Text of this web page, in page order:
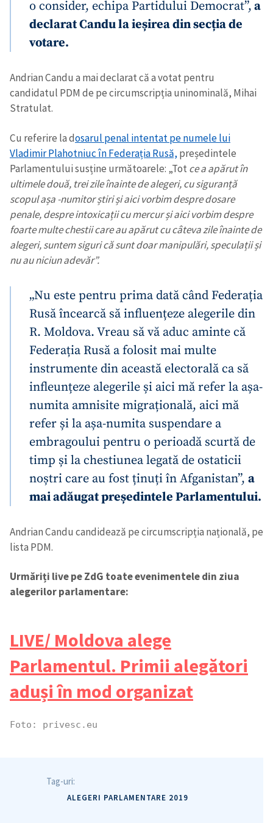
o consider, echipa Partidului Democrat”,a
declarat Candu la ieșirea din secția de
votare.
Andrian Candu a mai declarat că a votat pentru
candidatul PDM de pe circumscripția uninominală, Mihai
Stratulat.
Cu referire la dosarul penal intentat pe numele lui
Vladimir Plahotniuc în Federația Rusă,președintele
Parlamentului susține următoarele: „Tot ce a apărut în
ultimele două, trei zile înainte de alegeri, cu siguranță
scopul așa -numitor știri și aici vorbim despre dosare
penale, despre intoxicații cu mercur și aici vorbim despre
foarte multe chestii care au apărut cu câteva zile înainte de
alegeri, suntem siguri că sunt doar manipulări, speculații și
nu au niciun adevăr”.
„Nu este pentru prima dată când Federația
Rusă încearcă să influențeze alegerile din
R. Moldova. Vreau să vă aduc aminte că
Federația Rusă a folosit mai multe
instrumente din această electorală ca să
infleunțeze alegerile și aici mă refer la așa-
numita amnisite migrațională, aici mă
refer și la așa-numita suspendare a
embragoului pentru o perioadă scurtă de
timp și la chestiunea legată de ostaticii
noștri care au fost ținuți în Afganistan”, a
mai adăugat președintele Parlamentului.
Andrian Candu candidează pe circumscripția națională, pe
lista PDM.
Urmăriți live pe ZdG toate evenimentele din ziua
alegerilor parlamentare:
LIVE/ Moldova alege
Parlamentul. Primii alegători
aduși în mod organizat
Foto: privesc.eu
Tag-uri:
ALEGERI PARLAMENTARE 2019